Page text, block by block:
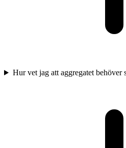
Hur vet jag att aggregatet behöver